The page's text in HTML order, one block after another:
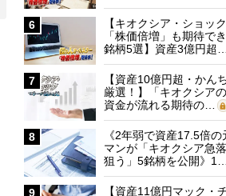
6
【キオクシア・ショッ
「株価倍増」も期待で
銘柄5選】資産3億円超…
7
【資産10億円超・かん
厳選！】「キオクシア
資金が流れる期待の…
8
《2年弱で資産17.5倍の
マンが「キオクシア急
狙う」5銘柄を公開》1…
9
【資産11億円マック・